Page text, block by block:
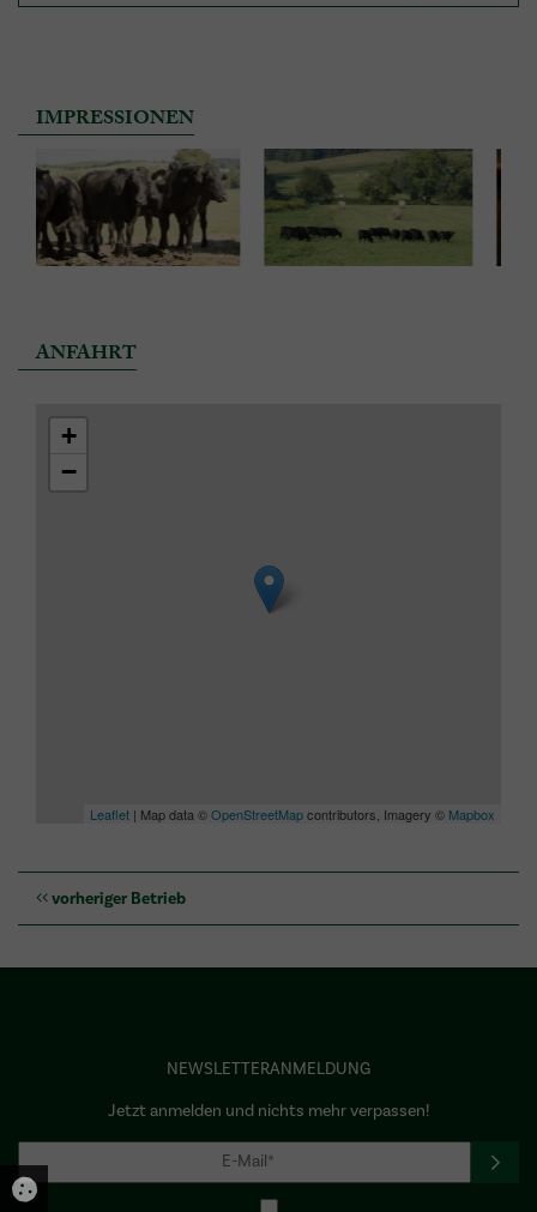
IMPRESSIONEN
ANFAHRT
+
−
Leaflet | Map data ©OpenStreetMapcontributors, Imagery © Mapbox
vorheriger Betrieb
NEWSLETTERANMELDUNG
Jetzt anmelden und nichts mehr verpassen!